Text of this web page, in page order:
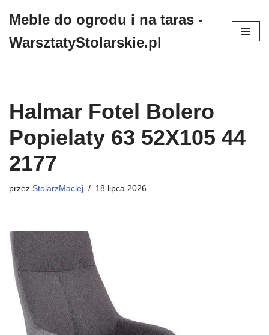
do
Meble do ogrodu i na taras -
WarsztatyStolarskie.pl
Halmar Fotel Bolero
Popielaty 63 52X105 44
2177
przez StolarzMaciej 18 lipca 2026